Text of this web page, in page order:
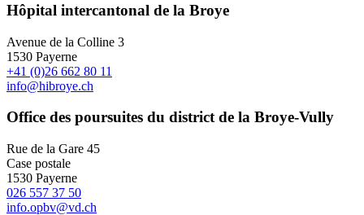
Hôpital intercantonal de la Broye
Avenue de la Colline 3
1530 Payerne
+41 (0)26 662 80 11
info@hibroye.ch
Office des poursuites du district de la Broye-Vully
Rue de la Gare 45
Case postale
1530 Payerne
026 557 37 50
info.opbv@vd.ch